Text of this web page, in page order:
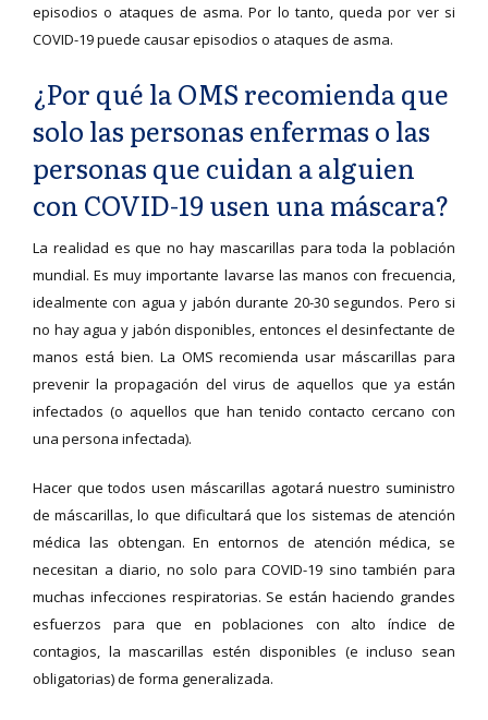
episodios o ataques de asma. Por lo tanto, queda por ver si
COVID-19 puede causar episodios o ataques de asma.
¿Por qué la OMS recomienda que
solo las personas enfermas o las
personas que cuidan a alguien
con COVID-19 usen una máscara?
La realidad es que no hay mascarillas para toda la población
mundial. Es muy importante lavarse las manos con frecuencia,
idealmente con agua y jabón durante 20-30 segundos. Pero si
no hay agua y jabón disponibles, entonces el desinfectante de
manos está bien. La OMS recomienda usar máscarillas para
prevenir la propagación del virus de aquellos que ya están
infectados (o aquellos que han tenido contacto cercano con
una persona infectada).
Hacer que todos usen máscarillas agotará nuestro suministro
de máscarillas, lo que dificultará que los sistemas de atención
médica las obtengan. En entornos de atención médica, se
necesitan a diario, no solo para COVID-19 sino también para
muchas infecciones respiratorias. Se están haciendo grandes
esfuerzos para que en poblaciones con alto índice de
contagios, la mascarillas estén disponibles (e incluso sean
obligatorias) de forma generalizada.